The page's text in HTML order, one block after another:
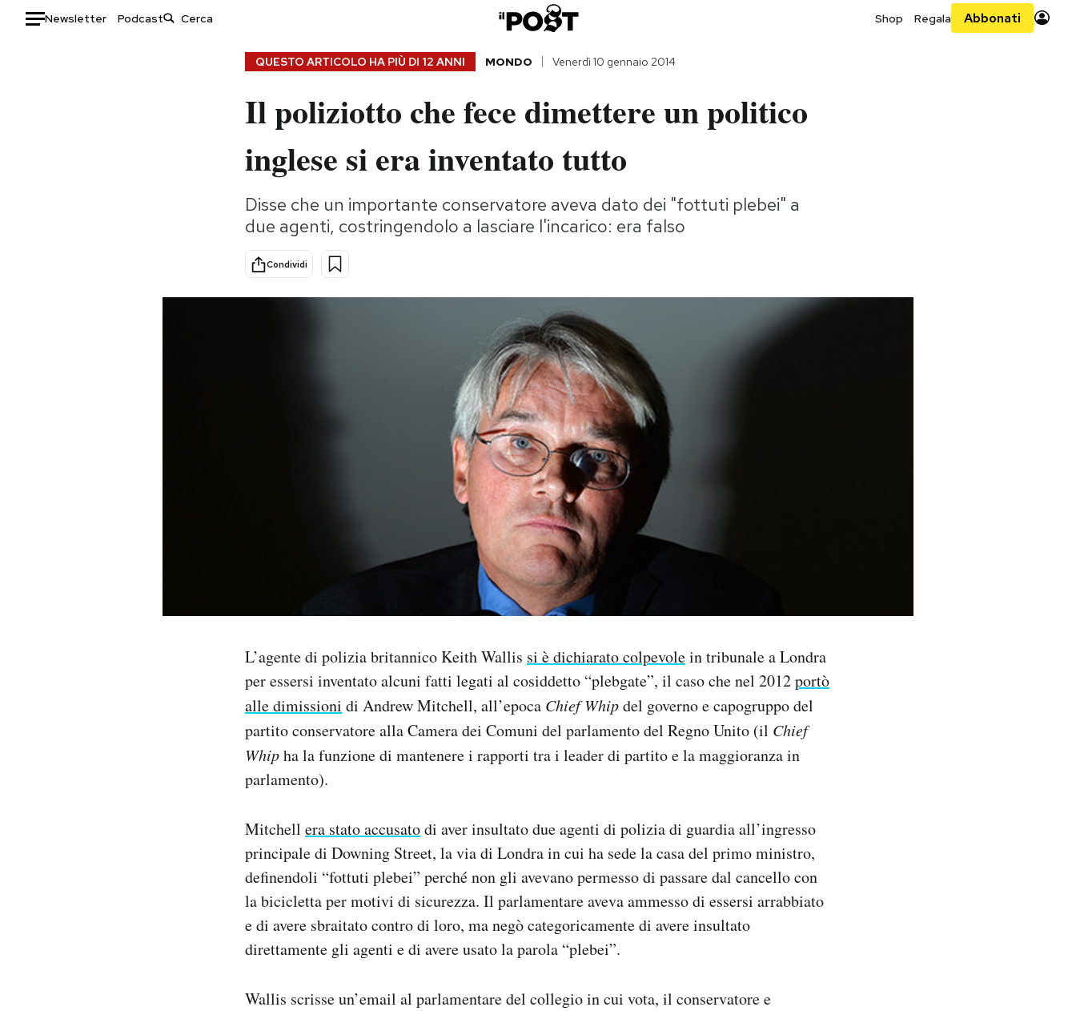
Newsletter Podcast Shop Regala Abbonati
Storie/Idee
Ok Boomer!
Altrecose
QUESTO ARTICOLO HA PIÙ DI 12 ANNI MONDO Venerdì 10 gennaio 2014
Il poliziotto che fece dimettere un politico
inglese si era inventato tutto
Disse che un importante conservatore aveva dato dei "fottuti plebei" a
due agenti, costringendolo a lasciare l'incarico: era falso
Condividi
L’agente di polizia britannico Keith Wallis si è dichiarato colpevolein tribunale a Londra
per essersi inventato alcuni fatti legati al cosiddetto “plebgate”, il caso che nel 2012portò
alle dimissioni di Andrew Mitchell, all’epoca Chief Whipdel governo e capogruppo del
partito conservatore alla Camera dei Comuni del parlamento del Regno Unito (il Chief
Whipha la funzione di mantenere i rapporti tra i leader di partito e la maggioranza in
parlamento).
Mitchell era stato accusatodi aver insultato due agenti di polizia di guardia all’ingresso
principale di Downing Street, la via di Londra in cui ha sede la casa del primo ministro,
definendoli “fottuti plebei” perché non gli avevano permesso di passare dal cancello con
la bicicletta per motivi di sicurezza. Il parlamentare aveva ammesso di essersi arrabbiato
e di avere sbraitato contro di loro, ma negò categoricamente di avere insultato
direttamente gli agenti e di avere usato la parola “plebei”.
Wallis scrisse un’email al parlamentare del collegio in cui vota, il conservatore e